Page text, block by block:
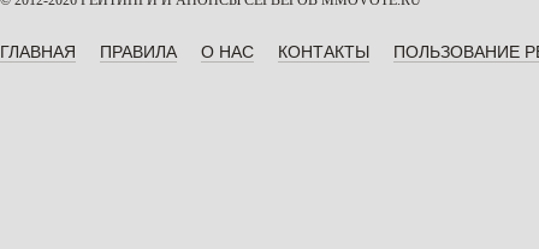
ГЛАВНАЯ ПРАВИЛА О НАС КОНТАКТЫ ПОЛЬЗОВАНИЕ